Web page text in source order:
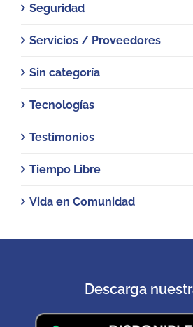
Seguridad
Servicios / Proveedores
Sin categoría
Tecnologías
Testimonios
Tiempo Libre
Vida en Comunidad
Descarga